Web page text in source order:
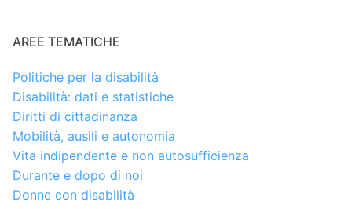
AREE TEMATICHE
Politiche per la disabilità
Disabilità: dati e statistiche
Diritti di cittadinanza
Mobilità, ausili e autonomia
Vita indipendente e non autosufficienza
Durante e dopo di noi
Donne con disabilità